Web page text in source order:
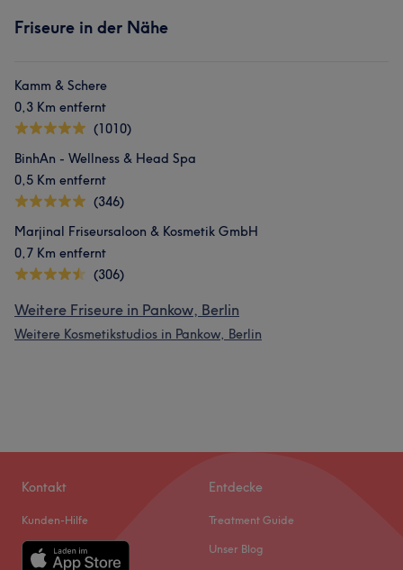
Professionell 66
Friseure in der Nähe
Kamm & Schere
0,3 Km entfernt
(1010)
BinhAn - Wellness & Head Spa
0,5 Km entfernt
(346)
Marjinal Friseursaloon & Kosmetik GmbH
0,7 Km entfernt
(306)
Weitere Friseure in Pankow, Berlin
Weitere Kosmetikstudios in Pankow, Berlin
Kontakt
Kunden-Hilfe
Entdecke
Treatment Guide
Unser Blog